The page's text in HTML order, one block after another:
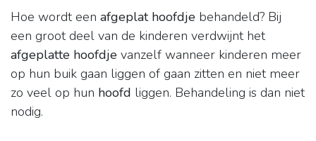
Hoe wordt een afgeplat hoofdje behandeld? Bij
een groot deel van de kinderen verdwijnt het
afgeplatte hoofdje vanzelf wanneer kinderen meer
op hun buik gaan liggen of gaan zitten en niet meer
zo veel op hun hoofd liggen. Behandeling is dan niet
nodig.